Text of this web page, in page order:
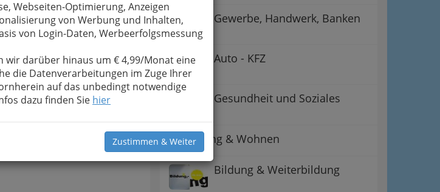
Webseiten-Optimierung, Anzeigen
von Werbung und Inhalten,
von Login-Daten, Werbeerfolgsmessung
wir darüber hinaus um € 4,99/Monat eine
die Datenverarbeitungen im Zuge Ihrer
auf das unbedingt notwendige
dazu finden Sie hier
Zustimmen & Weiter
Meine Nachricht senden
Gewerbe, Handwerk, Banken
Auto - KFZ
Gesundheit und Soziales
Betreuung & Wohnen
Bildung & Weiterbildung